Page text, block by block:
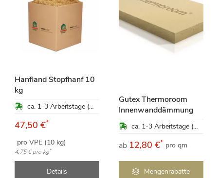
Hanfland Stopfhanf 10
kg
ca. 1-3 Arbeitstage (Mo-Fr)
47,50 €*
pro VPE (10 kg)
4,75 €pro kg*
Details
Gutex Thermoroom
Innenwanddämmung
ca. 1-3 Arbeitstage (Mo-Fr)
ab 12,80 €* pro qm
Mengenrabatte